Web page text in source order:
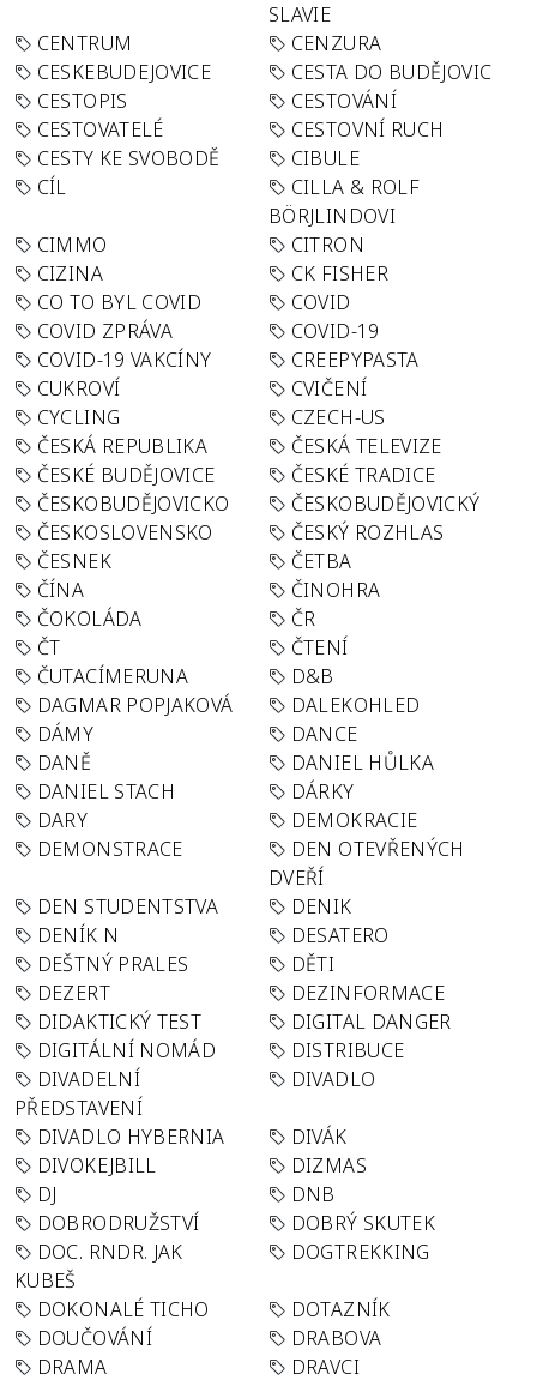
SLAVIE
CENTRUM
CENZURA
CESKEBUDEJOVICE
CESTA DO BUDĚJOVIC
CESTOPIS
CESTOVÁNÍ
CESTOVATELÉ
CESTOVNÍ RUCH
CESTY KE SVOBODĚ
CIBULE
CÍL
CILLA & ROLF
BÖRJLINDOVI
CIMMO
CITRON
CIZINA
CK FISHER
CO TO BYL COVID
COVID
COVID ZPRÁVA
COVID-19
COVID-19 VAKCÍNY
CREEPYPASTA
CUKROVÍ
CVIČENÍ
CYCLING
CZECH-US
ČESKÁ REPUBLIKA
ČESKÁ TELEVIZE
ČESKÉ BUDĚJOVICE
ČESKÉ TRADICE
ČESKOBUDĚJOVICKO
ČESKOBUDĚJOVICKÝ
ČESKOSLOVENSKO
ČESKÝ ROZHLAS
ČESNEK
ČETBA
ČÍNA
ČINOHRA
ČOKOLÁDA
ČR
ČT
ČTENÍ
ČUTACÍMERUNA
D&B
DAGMAR POPJAKOVÁ
DALEKOHLED
DÁMY
DANCE
DANĚ
DANIEL HŮLKA
DANIEL STACH
DÁRKY
DARY
DEMOKRACIE
DEMONSTRACE
DEN OTEVŘENÝCH
DVEŘÍ
DEN STUDENTSTVA
DENIK
DENÍK N
DESATERO
DEŠTNÝ PRALES
DĚTI
DEZERT
DEZINFORMACE
DIDAKTICKÝ TEST
DIGITAL DANGER
DIGITÁLNÍ NOMÁD
DISTRIBUCE
DIVADELNÍ
PŘEDSTAVENÍ
DIVADLO
DIVADLO HYBERNIA
DIVÁK
DIVOKEJBILL
DIZMAS
DJ
DNB
DOBRODRUŽSTVÍ
DOBRÝ SKUTEK
DOC. RNDR. JAK
KUBEŠ
DOGTREKKING
DOKONALÉ TICHO
DOTAZNÍK
DOUČOVÁNÍ
DRABOVA
DRAMA
DRAVCI